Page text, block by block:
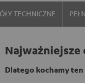
TECHNICZNE
Najważniejsze
Dlatego kochamy